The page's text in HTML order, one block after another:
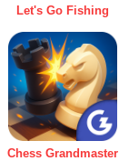
Let's Go Fishing
Chess Grandmaster